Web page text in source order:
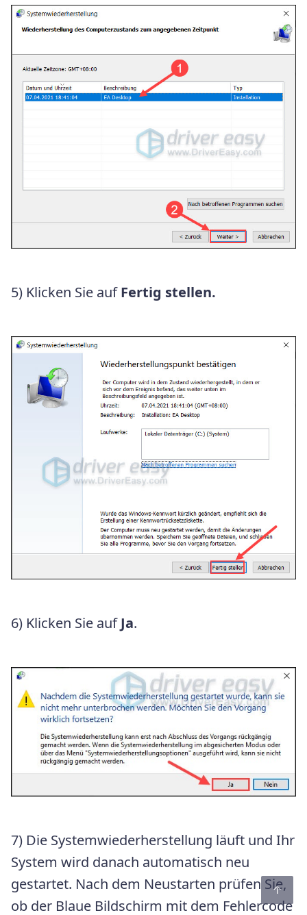
5) Klicken Sie aufFertig stellen.
6) Klicken Sie aufJa.
7) Die Systemwiederherstellung läuft und Ihr
System wird danach automatisch neu
gestartet. Nach dem Neustarten prüfen Sie,
ob der Blaue Bildschirm mit dem Fehlercode